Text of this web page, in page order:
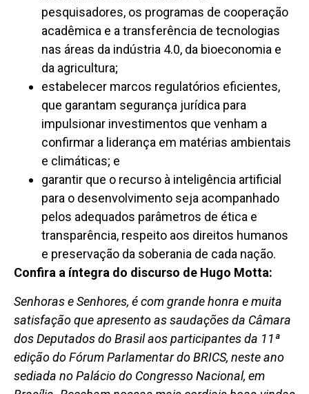
pesquisadores, os programas de cooperação
acadêmica e a transferência de tecnologias
nas áreas da indústria 4.0, da bioeconomia e
da agricultura;
estabelecer marcos regulatórios eficientes,
que garantam segurança jurídica para
impulsionar investimentos que venham a
confirmar a liderança em matérias ambientais
e climáticas; e
garantir que o recurso à inteligência artificial
para o desenvolvimento seja acompanhado
pelos adequados parâmetros de ética e
transparência, respeito aos direitos humanos
e preservação da soberania de cada nação.
Confira a íntegra do discurso de Hugo Motta:
Senhoras e Senhores, é com grande honra e muita
satisfação que apresento as saudações da Câmara
dos Deputados do Brasil aos participantes da 11ª
edição do Fórum Parlamentar do BRICS, neste ano
sediada no Palácio do Congresso Nacional, em